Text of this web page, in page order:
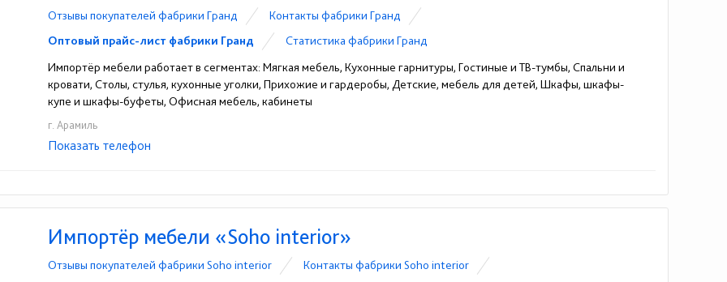
Отзывы покупателей фабрики Гранд
Контакты фабрики Гранд
Оптовый прайс-лист фабрики Гранд
Статистика фабрики Гранд
Импортёр мебели работает в сегментах: Мягкая мебель, Кухонные гарнитуры, Гостиные и ТВ-тумбы, Спальни и
кровати, Столы, стулья, кухонные уголки, Прихожие и гардеробы, Детские, мебель для детей, Шкафы, шкафы-
купе и шкафы-буфеты, Офисная мебель, кабинеты
г. Арамиль
☎+7(343)2690708
Показать телефон
Импортёр мебели «Soho interior»
Отзывы покупателей фабрики Soho interior
Контакты фабрики Soho interior